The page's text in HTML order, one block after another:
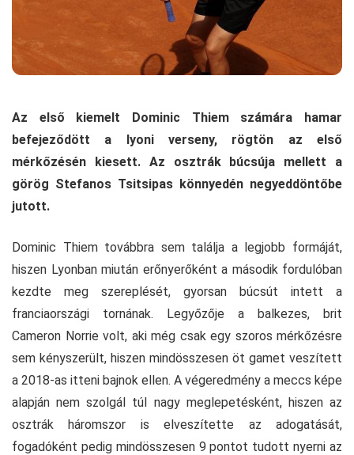
Az első kiemelt Dominic Thiem számára hamar
befejeződött a lyoni verseny, rögtön az első
mérkőzésén kiesett. Az osztrák búcsúja mellett a
görög Stefanos Tsitsipas könnyedén negyeddöntőbe
jutott.
Dominic Thiem továbbra sem találja a legjobb formáját,
hiszen Lyonban miután erőnyerőként a második fordulóban
kezdte meg szereplését, gyorsan búcsút intett a
franciaországi tornának. Legyőzője a balkezes, brit
Cameron Norrie volt, aki még csak egy szoros mérkőzésre
sem kényszerült, hiszen mindösszesen öt gamet veszített
a 2018-as itteni bajnok ellen. A végeredmény a meccs képe
alapján nem szolgál túl nagy meglepetésként, hiszen az
osztrák háromszor is elveszítette az adogatását,
fogadóként pedig mindösszesen 9 pontot tudott nyerni az